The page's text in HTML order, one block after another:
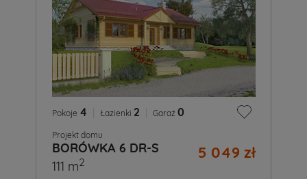
Pokoje 4 Łazienki 2 Garaż 0
Projekt domu
BORÓWKA 6 DR-S 5 049 zł
111 m2